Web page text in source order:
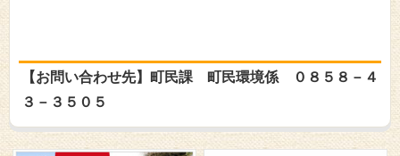
【お問い合わせ先】町民課 町民環境係 ０８５８－４
３－３５０５